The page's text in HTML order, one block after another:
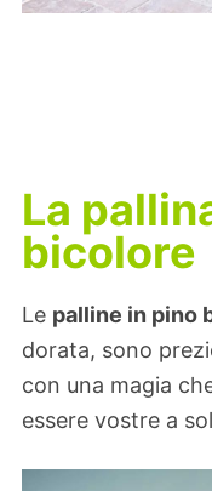
La
bicolore
Le palline in pino
dorata, sono
con una magia
essere vostre a